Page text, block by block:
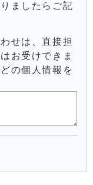
ましたらご記
せは、直接担
お受けできま
の個人情報を